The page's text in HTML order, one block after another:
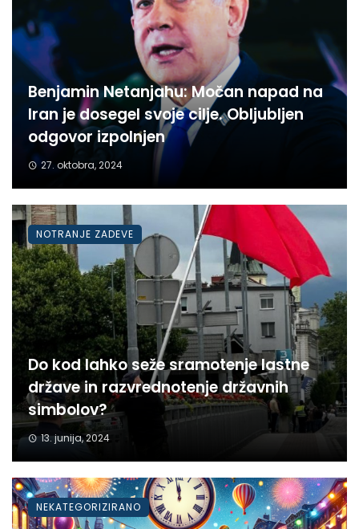
Benjamin Netanjahu: Močan napad na
Iran je dosegel svoje cilje. Obljubljen
odgovor izpolnjen
27. oktobra, 2024
Do kod lahko seže sramotenje lastne
države in razvrednotenje državnih
simbolov?
13. junija, 2024
NOTRANJE ZADEVE
NEKATEGORIZIRANO